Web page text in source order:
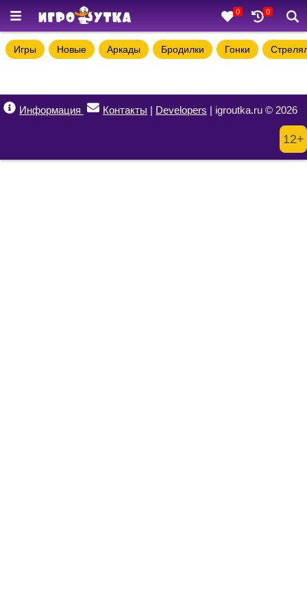
0 0
Игры Новые Аркады Бродилки Гонки
Информация Контакты | Developers | igroutka.ru © 2026
12+